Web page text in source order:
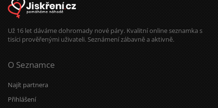
Už 16 let dáváme dohromady nové páry. Kvalitní online seznamka s
tisíci prověřenými uživateli. Seznámení zábavně a aktivně.
O Seznamce
Najít partnera
Přihlášení